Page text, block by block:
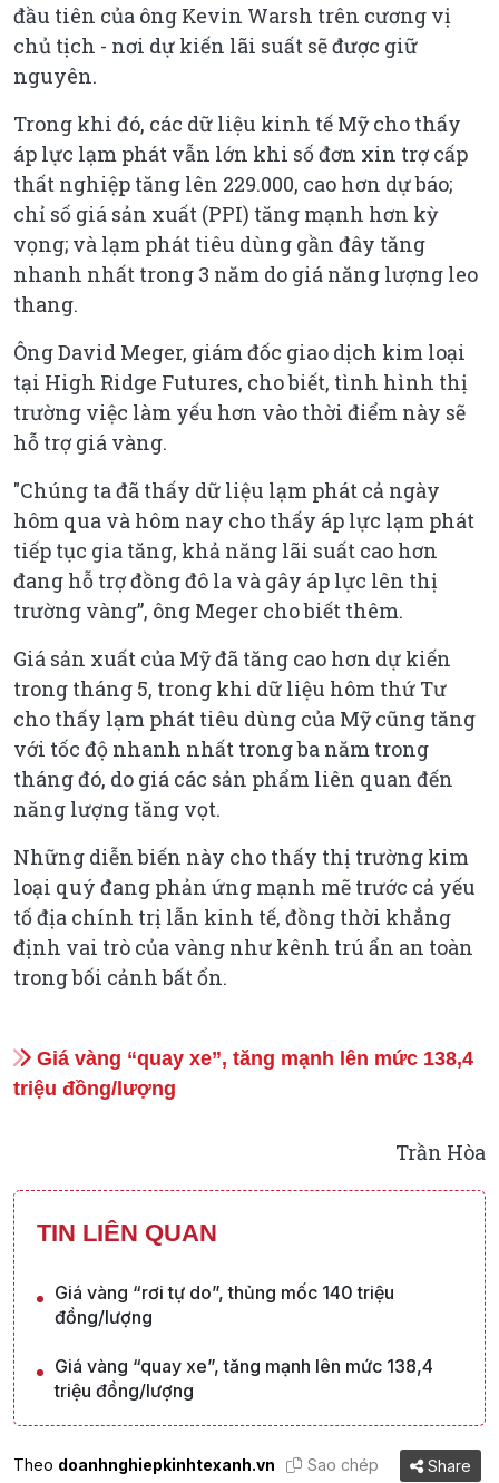
đầu tiên của ông Kevin Warsh trên cương vị
chủ tịch - nơi dự kiến lãi suất sẽ được giữ
nguyên.
Trong khi đó, các dữ liệu kinh tế Mỹ cho thấy
áp lực lạm phát vẫn lớn khi số đơn xin trợ cấp
thất nghiệp tăng lên 229.000, cao hơn dự báo;
chỉ số giá sản xuất (PPI) tăng mạnh hơn kỳ
vọng; và lạm phát tiêu dùng gần đây tăng
nhanh nhất trong 3 năm do giá năng lượng leo
thang.
Ông David Meger, giám đốc giao dịch kim loại
tại High Ridge Futures, cho biết, tình hình thị
trường việc làm yếu hơn vào thời điểm này sẽ
hỗ trợ giá vàng.
"Chúng ta đã thấy dữ liệu lạm phát cả ngày
hôm qua và hôm nay cho thấy áp lực lạm phát
tiếp tục gia tăng, khả năng lãi suất cao hơn
đang hỗ trợ đồng đô la và gây áp lực lên thị
trường vàng”, ông Meger cho biết thêm.
Giá sản xuất của Mỹ đã tăng cao hơn dự kiến
trong tháng 5, trong khi dữ liệu hôm thứ Tư
cho thấy lạm phát tiêu dùng của Mỹ cũng tăng
với tốc độ nhanh nhất trong ba năm trong
tháng đó, do giá các sản phẩm liên quan đến
năng lượng tăng vọt.
Những diễn biến này cho thấy thị trường kim
loại quý đang phản ứng mạnh mẽ trước cả yếu
tố địa chính trị lẫn kinh tế, đồng thời khẳng
định vai trò của vàng như kênh trú ẩn an toàn
trong bối cảnh bất ổn.
Giá vàng “quay xe”, tăng mạnh lên mức 138,4
triệu đồng/lượng
Trần Hòa
TIN LIÊN QUAN
Giá vàng “rơi tự do”, thủng mốc 140 triệu
đồng/lượng
Giá vàng “quay xe”, tăng mạnh lên mức 138,4
triệu đồng/lượng
Theo doanhnghiepkinhtexanh.vn Sao chép Share